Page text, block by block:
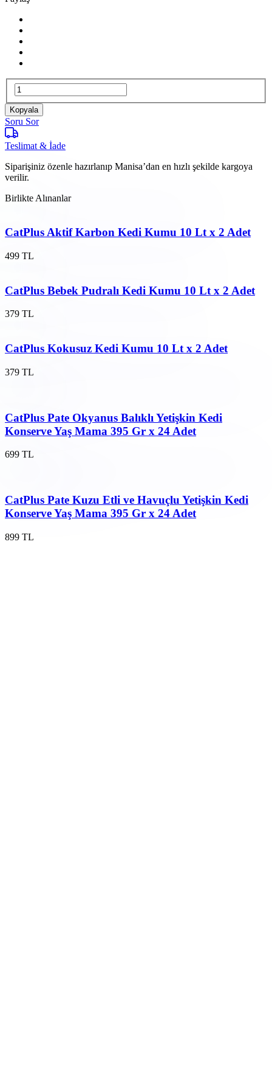
Kopyala
Soru Sor
Teslimat & İade
Siparişiniz özenle hazırlanıp Manisa’dan en hızlı şekilde kargoya
verilir.
Birlikte Alınanlar
CatPlus Aktif Karbon Kedi Kumu 10 Lt x 2 Adet
499 TL
CatPlus Bebek Pudralı Kedi Kumu 10 Lt x 2 Adet
379 TL
CatPlus Kokusuz Kedi Kumu 10 Lt x 2 Adet
379 TL
CatPlus Pate Okyanus Balıklı Yetişkin Kedi
Konserve Yaş Mama 395 Gr x 24 Adet
699 TL
CatPlus Pate Kuzu Etli ve Havuçlu Yetişkin Kedi
Konserve Yaş Mama 395 Gr x 24 Adet
899 TL